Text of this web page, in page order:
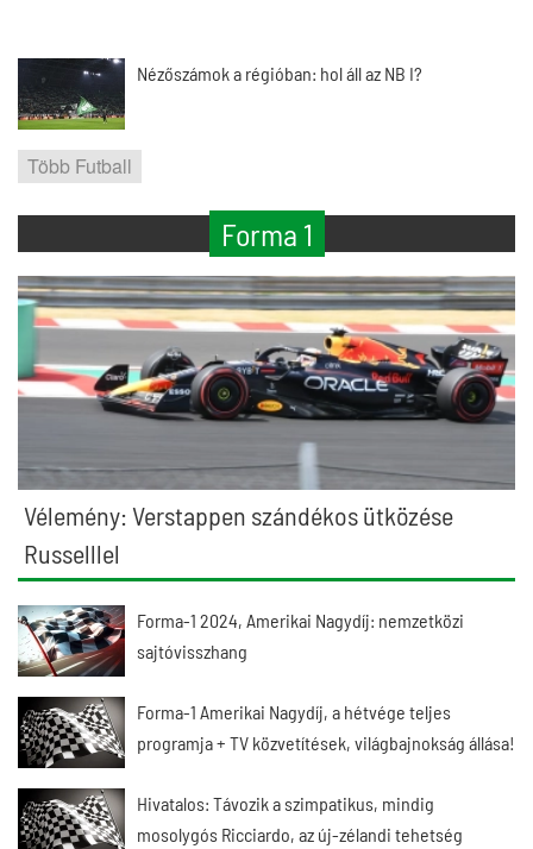
Nézőszámok a régióban: hol áll az NB I?
Több Futball
Forma 1
Vélemény: Verstappen szándékos ütközése
Russelllel
Forma-1 2024, Amerikai Nagydíj: nemzetközi
sajtóvisszhang
Forma-1 Amerikai Nagydíj, a hétvége teljes
programja + TV közvetítések, világbajnokság állása!
Hivatalos: Távozik a szimpatikus, mindig
mosolygós Ricciardo, az új-zélandi tehetség